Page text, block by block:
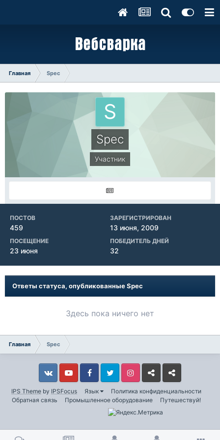
Главная Spec
Spec
Участник
ПОСТОВ
459
ЗАРЕГИСТРИРОВАН
13 июня, 2009
ПОСЕЩЕНИЕ
23 июня
ПОБЕДИТЕЛЬ ДНЕЙ
32
Ответы статуса, опубликованные Spec
Здесь пока ничего нет
Главная Spec
IPS Theme by IPSFocus Язык
Политика конфиденциальности
Обратная связь
Промышленное оборудование Путешествуй!
VkontakteYouTube FacebookTwitter InstagramLivejournalOdnoklassniki